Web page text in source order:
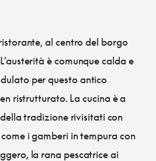
al centro del borgo
è comunque calda e
per questo antico
ristrutturato. La cucina è a
tradizione rivisitati con
i gamberi in tempura con
la rana pescatrice ai